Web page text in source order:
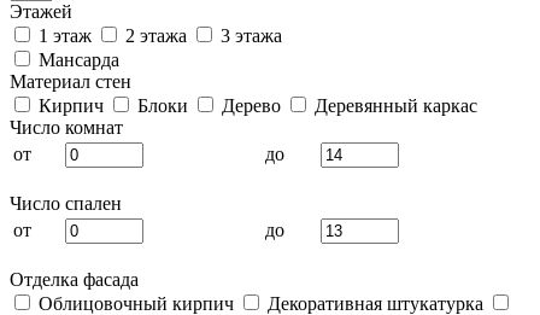
Этажей
1 этаж
2 этажа
3 этажа
Мансарда
Материал стен
Кирпич
Блоки Дерево
Деревянный каркас
Число комнат
от
до
Число спален
от
до
Отделка фасада
Облицовочный кирпич
Декоративная штукатурка